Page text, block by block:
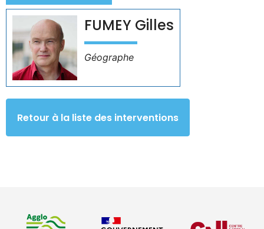
FUMEY Gilles
Géographe
Retour à la liste des interventions